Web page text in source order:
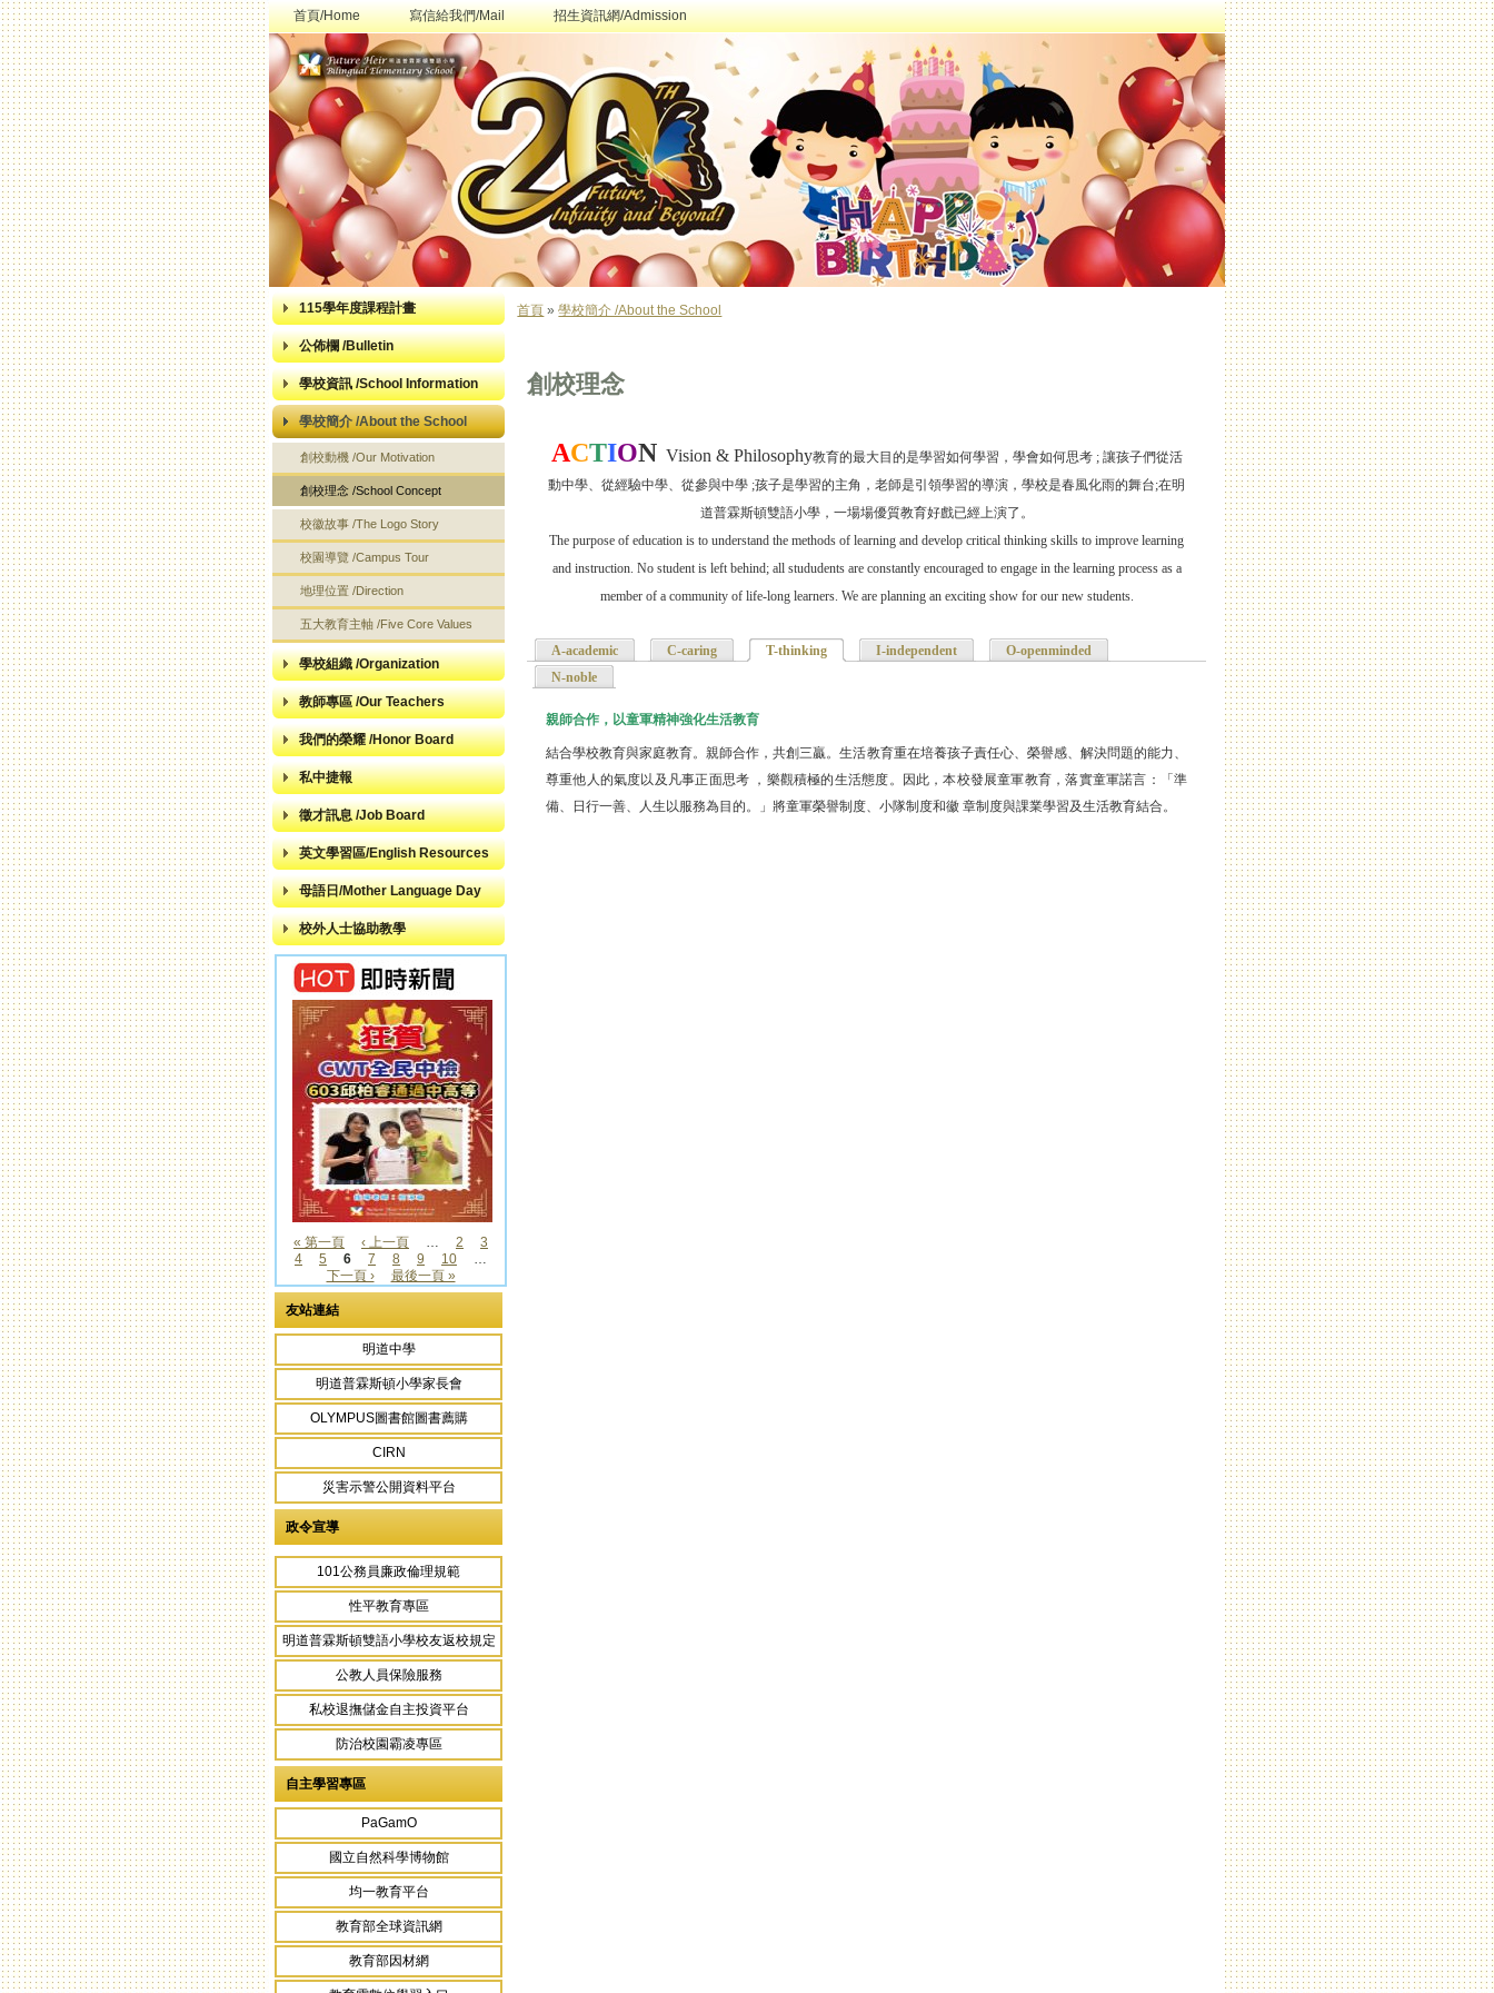
首頁/Home 寫信給我們/Mail 招生資訊網/Admission
115學年度課程計畫
公佈欄 /Bulletin
學校資訊 /School Information
學校簡介 /About the School
創校動機 /Our Motivation
創校理念 /School Concept
校徽故事 /The Logo Story
校園導覽 /Campus Tour
地理位置 /Direction
五大教育主軸 /Five Core Values
學校組織 /Organization
教師專區 /Our Teachers
我們的榮耀 /Honor Board
私中捷報
徵才訊息 /Job Board
英文學習區/English Resources
母語日/Mother Language Day
校外人士協助教學
頁面
« 第一頁 ‹ 上一頁 … 2
3
4
5 6 7 8 9 10
…
下一頁 ›
最後一頁 »
友站連結
明道中學
明道普霖斯頓小學家長會
OLYMPUS圖書館圖書薦購
CIRN
災害示警公開資料平台
政令宣導
101公務員廉政倫理規範
性平教育專區
明道普霖斯頓雙語小學校友返校規定
公教人員保險服務
私校退撫儲金自主投資平台
防治校園霸凌專區
自主學習專區
PaGamO
國立自然科學博物館
均一教育平台
教育部全球資訊網
教育部因材網
首頁 »學校簡介 /About the School
創校理念
ACTION Vision & Philosophy教育的最大目的是學習如何學習，學會如何思考 ; 讓孩子們從活
動中學、從經驗中學、從參與中學 ;孩子是學習的主角，老師是引領學習的導演，學校是春風化雨的舞台;在明
道普霖斯頓雙語小學，一場場優質教育好戲已經上演了。
The purpose of education is to understand the methods of learning and develop critical thinking skills to improve learning
and instruction. No student is left behind; all stududents are constantly encouraged to engage in the learning process as a
member of a community of life-long learners. We are planning an exciting show for our new students.
A-academic C-caring T-thinking (作用中頁籤)I-independent
O-openminded
N-noble
親師合作，以童軍精神強化生活教育
結合學校教育與家庭教育。親師合作，共創三贏。生活教育重在培養孩子責任心、榮譽感、解決問題的能力、
尊重他人的氣度以及凡事正面思考 ，樂觀積極的生活態度。因此，本校發展童軍教育，落實童軍諾言：「準
備、日行一善、人生以服務為目的。」將童軍榮譽制度、小隊制度和徽 章制度與課業學習及生活教育結合。